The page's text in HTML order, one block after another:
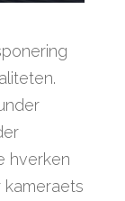
hverken